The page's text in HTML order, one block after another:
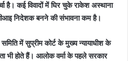
है। कई विवादों में घिर चुके राकेश अस्थाना
निदेशक बनने की संभावना कम है।
में सुप्रीम कोर्ट के मुख्य न्यायाधीश के
भी होते हैं। आलोक वर्मा के पहले सरकार